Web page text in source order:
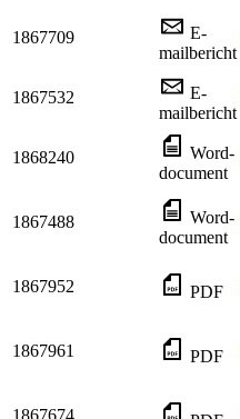
1867709
E-
mailbericht
1867532
E-
mailbericht
1868240
Word-
document
1867488
Word-
document
1867952 PDF
1867961 PDF